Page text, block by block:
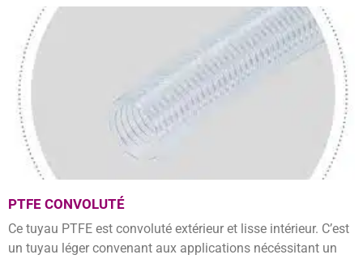
PTFE CONVOLUTÉ
Ce tuyau PTFE est convoluté extérieur et lisse intérieur. C’est
un tuyau léger convenant aux applications nécéssitant un